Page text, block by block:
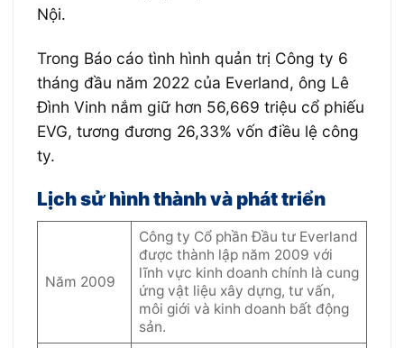
Nội.
Trong Báo cáo tình hình quản trị Công ty 6
tháng đầu năm 2022 của Everland, ông Lê
Đình Vinh nắm giữ hơn 56,669 triệu cổ phiếu
EVG, tương đương 26,33% vốn điều lệ công
ty.
Lịch sử hình thành và phát triển
Năm 2009
Công ty Cổ phần Đầu tư Everland
được thành lập năm 2009 với
lĩnh vực kinh doanh chính là cung
ứng vật liệu xây dựng, tư vấn,
môi giới và kinh doanh bất động
sản.